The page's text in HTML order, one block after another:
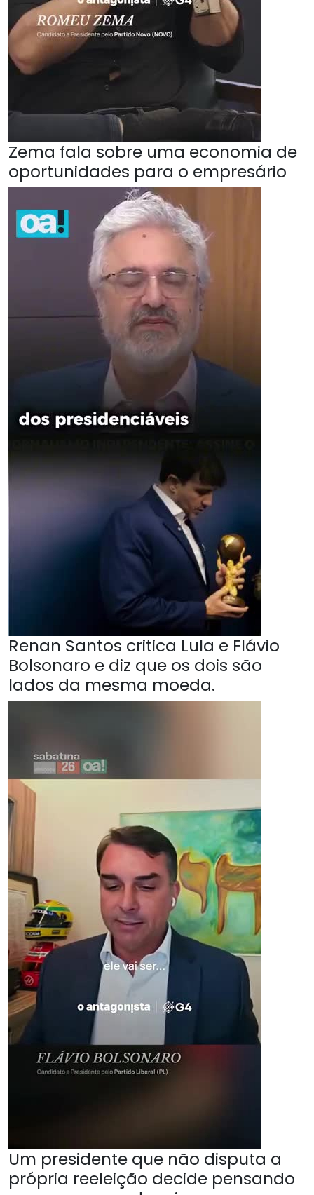
Zema fala sobre uma economia de
oportunidades para o empresário
Renan Santos critica Lula e Flávio
Bolsonaro e diz que os dois são
lados da mesma moeda.
Um presidente que não disputa a
própria reeleição decide pensando